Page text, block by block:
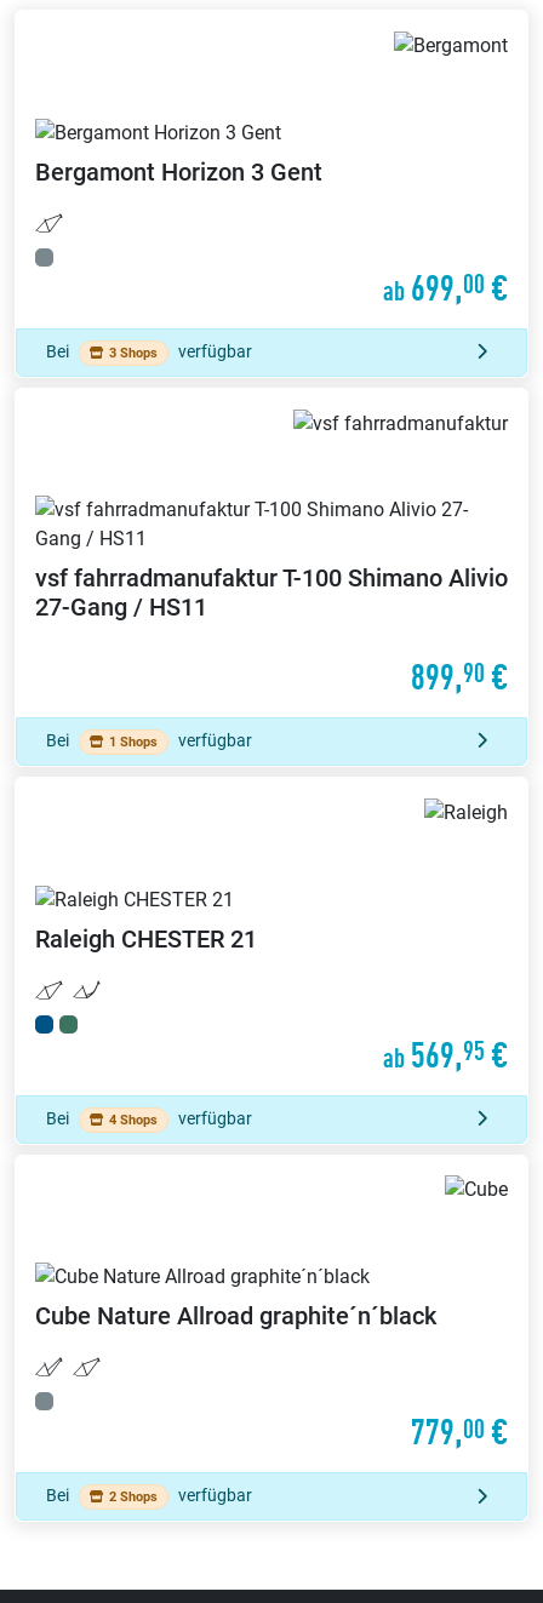
Bergamont Horizon 3 Gent
ab 699,00 €
Bei 3 Shops verfügbar
vsf fahrradmanufakturT-100 Shimano Alivio
27-Gang / HS11
899,90 €
Bei 1 Shops verfügbar
Raleigh CHESTER 21
ab 569,95 €
Bei 4 Shops verfügbar
Cube Nature Allroad graphite´n´black
779,00 €
Bei 2 Shops verfügbar